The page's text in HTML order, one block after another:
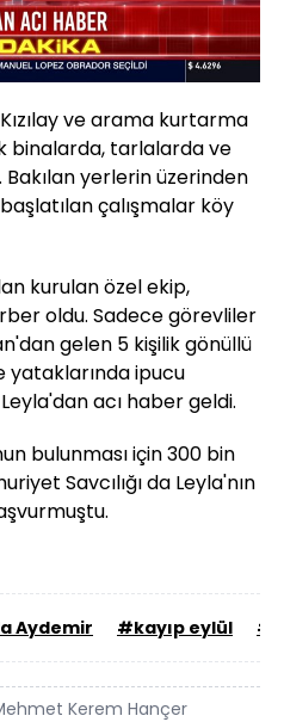
Oynatma
Hızı
ve arama kurtarma
binalarda, tarlalarda ve
Bakılan yerlerin üzerinden
çalışmalar köy
kurulan özel ekip,
oldu. Sadece görevliler
gelen 5 kişilik gönüllü
yataklarında ipucu
acı haber geldi.
bulunması için 300 bin
Savcılığı da Leyla'nın
Aydemir #kayıp eylül
Kerem Hançer